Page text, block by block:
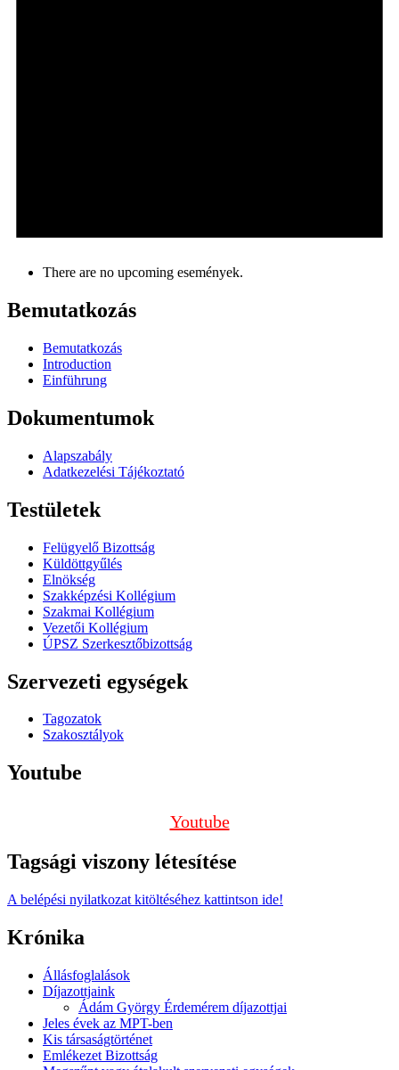
There are no upcoming események.
Bemutatkozás
Bemutatkozás
Introduction
Einführung
Dokumentumok
Alapszabály
Adatkezelési Tájékoztató
Testületek
Felügyelő Bizottság
Küldöttgyűlés
Elnökség
Szakképzési Kollégium
Szakmai Kollégium
Vezetői Kollégium
ÚPSZ Szerkesztőbizottság
Szervezeti egységek
Tagozatok
Szakosztályok
Youtube
Youtube
Tagsági viszony létesítése
A belépési nyilatkozat kitöltéséhez kattintson ide!
Krónika
Állásfoglalások
Díjazottjaink
Ádám György Érdemérem díjazottjai
Jeles évek az MPT-ben
Kis társaságtörténet
Emlékezet Bizottság